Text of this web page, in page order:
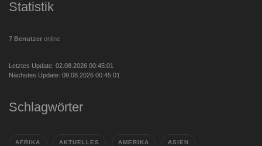
Statistik
7 Benutzer online
Letztes Update: 02.08.2026 00:45:01
Nächstes Update: 09.08.2026 00:45:01
Schlagwörter
AFRIKA AKTUELLES AMERIKA ASIEN